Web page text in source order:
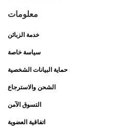
معلومات
خدمة الزبائن
سياسة خاصة
حماية البيانات الشخصية
الشحن والاسترجاع
التسوق الآمن
اتفاقية العضوية